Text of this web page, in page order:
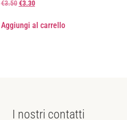
€3.50 €3.30
Aggiungi al carrello
I nostri contatti